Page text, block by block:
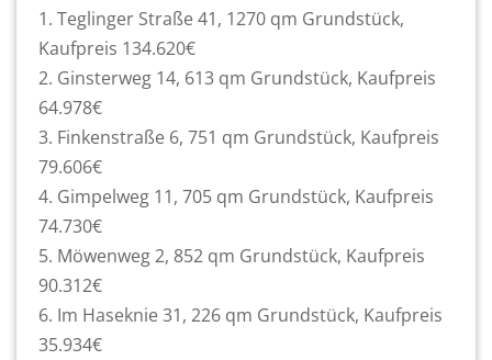
1. Teglinger Straße 41, 1270 qm Grundstück,
Kaufpreis 134.620€
2. Ginsterweg 14, 613 qm Grundstück, Kaufpreis
64.978€
3. Finkenstraße 6, 751 qm Grundstück, Kaufpreis
79.606€
4. Gimpelweg 11, 705 qm Grundstück, Kaufpreis
74.730€
5. Möwenweg 2, 852 qm Grundstück, Kaufpreis
90.312€
6. Im Haseknie 31, 226 qm Grundstück, Kaufpreis
35.934€